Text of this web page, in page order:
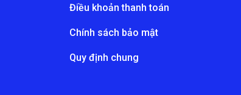
Điều khoản thanh toán
Chính sách bảo mật
Quy định chung